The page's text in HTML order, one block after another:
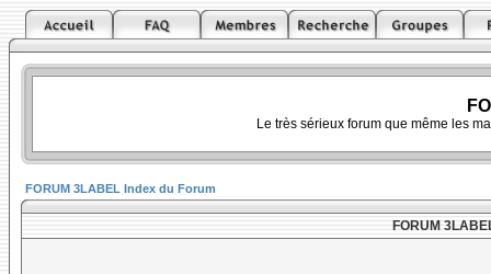
Le très sérieux forum que même les
FORUM 3LABEL Index du Forum
FORUM